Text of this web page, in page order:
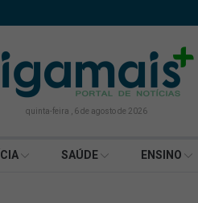
quinta-feira , 6 de agosto de 2026
SAÚDE ENSINO